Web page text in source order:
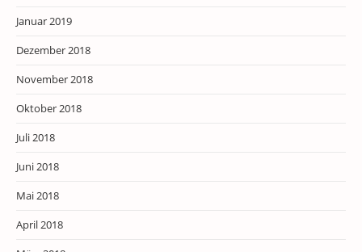
Januar 2019
Dezember 2018
November 2018
Oktober 2018
Juli 2018
Juni 2018
Mai 2018
April 2018